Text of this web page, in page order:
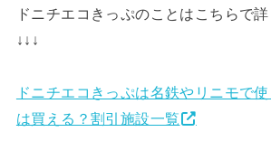
ドニチエコきっぷのことはこちらで
↓↓↓
ドニチエコきっぷは名鉄やリニモで
は買える？割引施設一覧